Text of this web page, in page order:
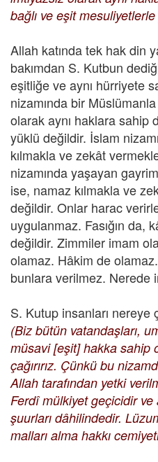
bağlı ve eşit
Allah katında tek hak din
bakımdan S. Kutbun
eşitliğe ve aynı hürriyete
nizamında bir
olarak aynı haklara sahip
yüklü değildir. İslam
kılmakla ve zekât
nizamında yaşayan
ise, namaz kılmakla ve
değildir. Onlar harac
uygulanmaz. Fasığın da,
değildir. Zimmiler imam
olamaz. Hâkim de
bunlara verilmez. Nerede
S. Kutup insanları nereye
(Biz bütün vatandaşları,
müsavi [eşit] hakka sahip
çağırırız. Çünkü bu
Allah tarafından yetki
Ferdî mülkiyet geçicidir
şuurları dâhilindedir.
malları alma hakkı